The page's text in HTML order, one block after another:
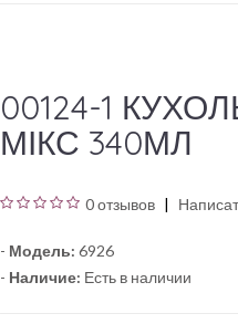
00124-1
МІКС 340МЛ
0 отзывов
- Модель: 6926
- Наличие: Есть в наличии